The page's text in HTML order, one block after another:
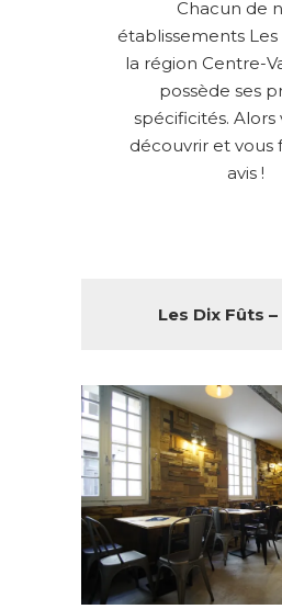
Chacun de
établissements Les
la région Centre-
possède ses
spécificités. Alors
découvrir et vous
avis !
Les Dix Fûts